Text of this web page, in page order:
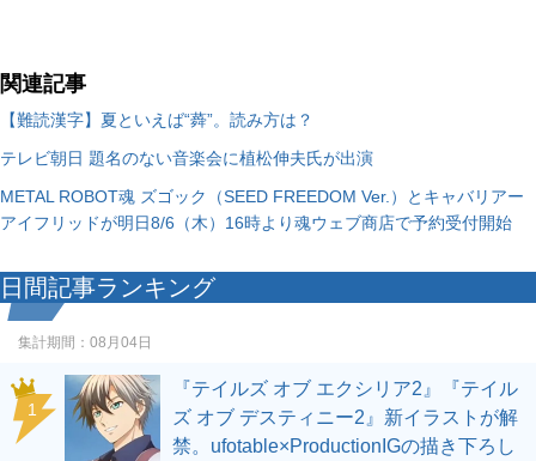
関連記事
【難読漢字】夏といえば“蕣”。読み方は？
テレビ朝日 題名のない音楽会に植松伸夫氏が出演
METAL ROBOT魂 ズゴック（SEED FREEDOM Ver.）とキャバリアー
アイフリッドが明日8/6（木）16時より魂ウェブ商店で予約受付開始
日間記事ランキング
集計期間： 08月04日
1
『テイルズ オブ エクシリア2』『テイル
ズ オブ デスティニー2』新イラストが解
禁。ufotable×ProductionIGの描き下ろし